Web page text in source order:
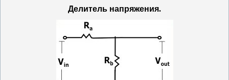
Делитель напряжения.